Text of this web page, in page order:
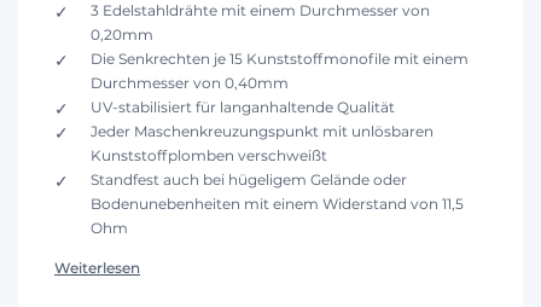
3 Edelstahldrähte mit einem Durchmesser von
0,20mm
Die Senkrechten je 15 Kunststoffmonofile mit einem
Durchmesser von 0,40mm
UV-stabilisiert für langanhaltende Qualität
Jeder Maschenkreuzungspunkt mit unlösbaren
Kunststoffplomben verschweißt
Standfest auch bei hügeligem Gelände oder
Bodenunebenheiten mit einem Widerstand von 11,5
Ohm
Weiterlesen